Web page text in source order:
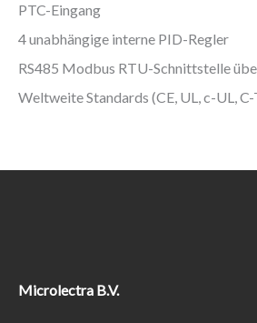
PTC-Eingang
4 unabhängige interne PID-Regler
RS485 Modbus RTU-Schnittstelle
Weltweite Standards (CE, UL, c-UL,
Microlectra B.V.